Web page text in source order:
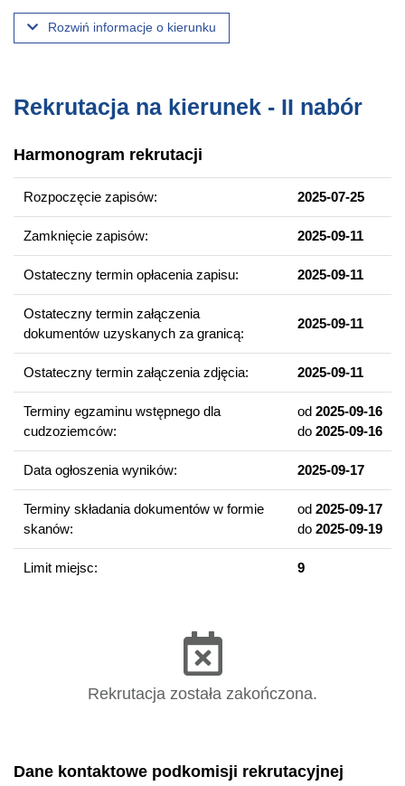
molekularna, komórkowa i organizmalna lub Ekologia i biologia
ewolucyjna).
udziału w programie praktyk zawodowych. Ponadto już na I
formie kształcenia, nakierowanej na integralny – obejmujący
Biologia molekularna
Biologia sądowa
Budowa i fizjologia zwierząt i człowieka
Epidemiologia środowiskowa
identyfikacji bakteriofagów
Wprowadzenie do biologii rejonów polarnych
Metody badań zjawisk ekologicznych i mikroewolucyjnych
w populacjach ludzkich
Kompetencje absolwenta
Jako absolwent kierunku będziesz potrafił:
projektować i wykonywać eksperymenty laboratoryjne i
powszechnie stosowaną w badaniach biologicznych,
wykorzystywać język naukowy nauk biologicznych i jej
dyscyplin zgodnie z wymaganiami określonymi dla poziomu
B2 Europejskiego Systemu Opisu Kształcenia Językowego.
Studia przygotują Cię do pracy:
Rozwiń informacje o kierunku
Rekrutacja na kierunek - II nabór
Harmonogram rekrutacji
Rozpoczęcie zapisów: 2025-07-25
Zamknięcie zapisów: 2025-09-11
Ostateczny termin opłacenia zapisu: 2025-09-11
Ostateczny termin załączenia
dokumentów uzyskanych za granicą:
2025-09-11
Ostateczny termin załączenia zdjęcia: 2025-09-11
Terminy egzaminu wstępnego dla
cudzoziemców:
od 2025-09-16
do 2025-09-16
Data ogłoszenia wyników: 2025-09-17
Terminy składania dokumentów w formie
skanów:
od 2025-09-17
do 2025-09-19
Limit miejsc: 9
Rekrutacja została zakończona.
Dane kontaktowe podkomisji rekrutacyjnej